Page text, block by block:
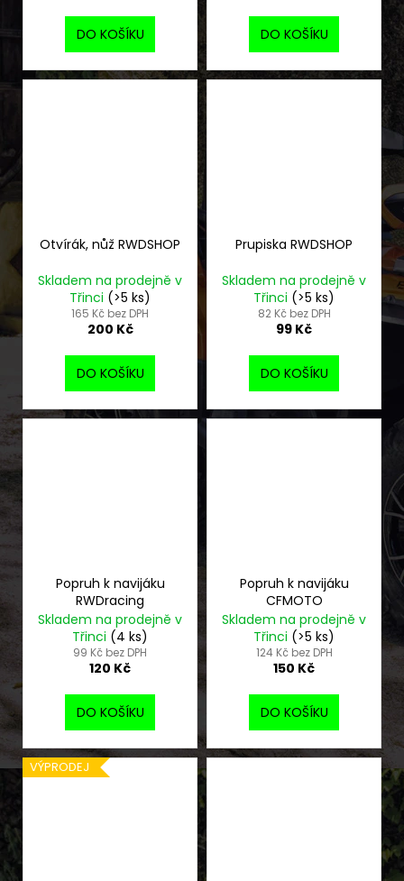
DO KOŠÍKU DO KOŠÍKU
Otvírák, nůž RWDSHOP
Skladem na prodejně v
Třinci (>5 ks)
165 Kč bez DPH
200 Kč
DO KOŠÍKU
Prupiska RWDSHOP
Skladem na prodejně v
Třinci (>5 ks)
82 Kč bez DPH
99 Kč
DO KOŠÍKU
Popruh k navijáku
RWDracing
Skladem na prodejně v
Třinci (4 ks)
99 Kč bez DPH
120 Kč
DO KOŠÍKU
Popruh k navijáku
CFMOTO
Skladem na prodejně v
Třinci (>5 ks)
124 Kč bez DPH
150 Kč
DO KOŠÍKU
VÝPRODEJ